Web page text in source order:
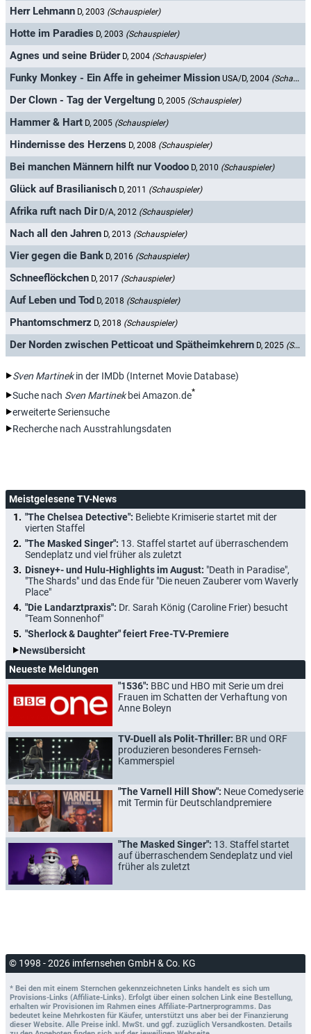
Herr Lehmann D, 2003 (Schauspieler)
Hotte im Paradies D, 2003 (Schauspieler)
Agnes und seine Brüder D, 2004 (Schauspieler)
Funky Monkey - Ein Affe in geheimer Mission USA/D, 2004 (Schauspieler)
Der Clown - Tag der Vergeltung D, 2005 (Schauspieler)
Hammer & Hart D, 2005 (Schauspieler)
Hindernisse des Herzens D, 2008 (Schauspieler)
Bei manchen Männern hilft nur Voodoo D, 2010 (Schauspieler)
Glück auf Brasilianisch D, 2011 (Schauspieler)
Afrika ruft nach Dir D/A, 2012 (Schauspieler)
Nach all den Jahren D, 2013 (Schauspieler)
Vier gegen die Bank D, 2016 (Schauspieler)
Schneeflöckchen D, 2017 (Schauspieler)
Auf Leben und Tod D, 2018 (Schauspieler)
Phantomschmerz D, 2018 (Schauspieler)
Der Norden zwischen Petticoat und Spätheimkehrern D, 2025 (Schauspieler)
Sven Martinekin der IMDb (Internet Movie Database)
Suche nach Sven Martinekbei Amazon.de*
erweiterte Seriensuche
Recherche nach Ausstrahlungsdaten
Meistgelesene TV-News
"The Chelsea Detective": Beliebte Krimiserie startet mit der
vierten Staffel
"The Masked Singer": 13. Staffel startet auf überraschendem
Sendeplatz und viel früher als zuletzt
Disney+- und Hulu-Highlights im August: "Death in Paradise",
"The Shards" und das Ende für "Die neuen Zauberer vom Waverly
Place"
"Die Landarztpraxis": Dr. Sarah König (Caroline Frier) besucht
"Team Sonnenhof"
"Sherlock & Daughter" feiert Free-TV-Premiere
Newsübersicht
Neueste Meldungen
"1536": BBC und HBO mit Serie um drei
Frauen im Schatten der Verhaftung von
Anne Boleyn
TV-Duell als Polit-Thriller: BR und ORF
produzieren besonderes Fernseh-
Kammerspiel
"The Varnell Hill Show": Neue Comedyserie
mit Termin für Deutschlandpremiere
"The Masked Singer": 13. Staffel startet
auf überraschendem Sendeplatz und viel
früher als zuletzt
© 1998 - 2026 imfernsehen GmbH & Co. KG
* Bei den mit einem Sternchen gekennzeichneten Links handelt es sich um
Provisions-Links (Affiliate-Links). Erfolgt über einen solchen Link eine Bestellung,
erhalten wir Provisionen im Rahmen eines Affiliate-Partnerprogramms. Das
bedeutet keine Mehrkosten für Käufer, unterstützt uns aber bei der Finanzierung
dieser Website. Alle Preise inkl. MwSt. und ggf. zuzüglich Versandkosten. Details